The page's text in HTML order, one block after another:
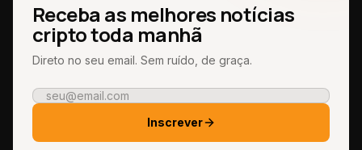
Receba as melhores notícias
cripto toda manhã
Direto no seu email. Sem ruído, de graça.
Inscrever